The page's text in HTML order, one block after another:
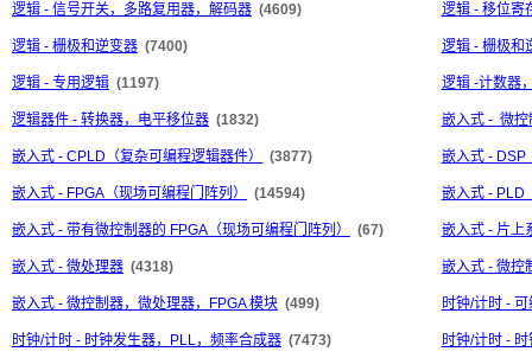
逻辑 - 信号开关，多路复用器，解码器 (4609) 逻辑 - 移位寄
逻辑 - 栅极和逆变器 (7400) 逻辑 - 栅极和
逻辑 - 专用逻辑 (1197) 逻辑 -计数器
逻辑器件 - 转换器，电平移位器 (1832) 嵌入式 - 微控
嵌入式 - CPLD（复杂可编程逻辑器件） (3877) 嵌入式 - DSP
嵌入式 - FPGA（现场可编程门阵列） (14594) 嵌入式 - PLD
嵌入式 - 带有微控制器的 FPGA（现场可编程门阵列） (67) 嵌入式 - 片上
嵌入式 - 微处理器 (4318) 嵌入式 - 微控
嵌入式 - 微控制器，微处理器，FPGA 模块 (499) 时钟/计时 -
时钟/计时 - 时钟发生器，PLL，频率合成器 (7473) 时钟/计时 -